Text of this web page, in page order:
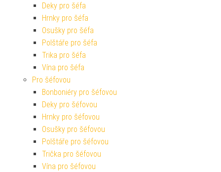
Deky pro šéfa
Hrnky pro šéfa
Osušky pro šéfa
Polštáře pro šéfa
Trika pro šéfa
Vína pro šéfa
Pro šéfovou
Bonboniéry pro šéfovou
Deky pro šéfovou
Hrnky pro šéfovou
Osušky pro šéfovou
Polštáře pro šéfovou
Trička pro šéfovou
Vína pro šéfovou